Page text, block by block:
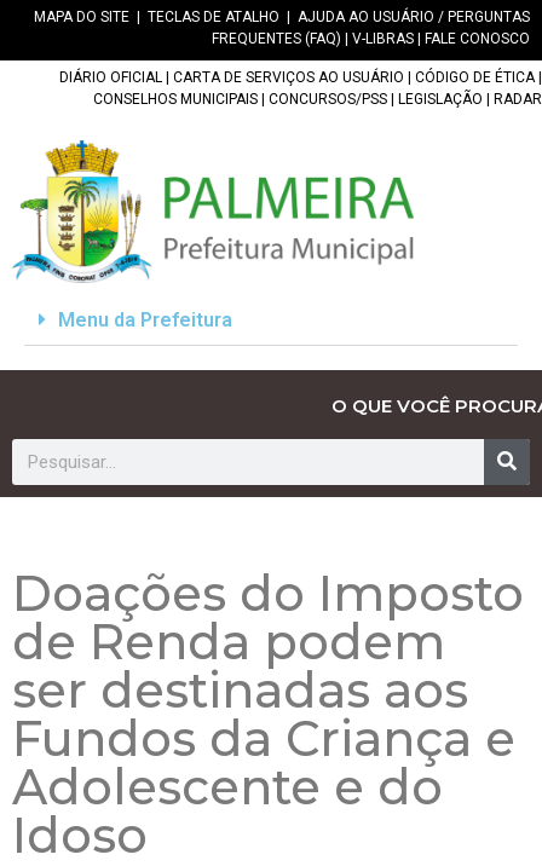
MAPA DO SITE TECLAS DE ATALHO
AJUDA AO USUÁRIO / PERGUNTAS
FREQUENTES (FAQ)
V-LIBRAS FALE CONOSCO
DIÁRIO OFICIAL CARTA DE SERVIÇOS AO USUÁRIO CÓDIGO DE ÉTICA|
CONSELHOS MUNICIPAIS
CONCURSOS/PSS LEGISLAÇÃO RADAR
Menu da Prefeitura
O QUE VOCÊ
Doações do Imposto
de Renda podem
ser destinadas aos
Fundos da Criança e
Adolescente e do
Idoso